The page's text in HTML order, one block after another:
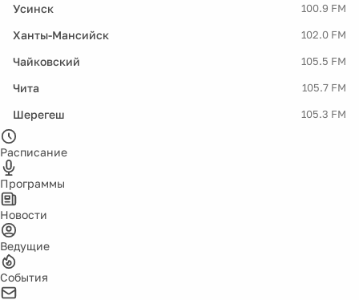
Усинск 100.9 FM
Ханты-Мансийск 102.0 FM
Чайковский 105.5 FM
Чита 105.7 FM
Шерегеш 105.3 FM
Расписание
Программы
Новости
Ведущие
События